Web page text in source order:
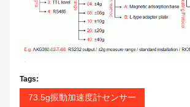
Tags:
73.5g振動加速度計センサー